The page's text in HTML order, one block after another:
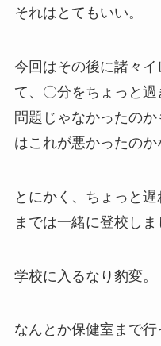
それは とてもいい。
今回はその後に諸々
て、 〇分をちょっと過
問題じゃなかったのか
はこれが悪かったのか
とにかく、ちょっと
までは一緒に登校 しま
学校に入るなり豹変。
なんとか保健室まで